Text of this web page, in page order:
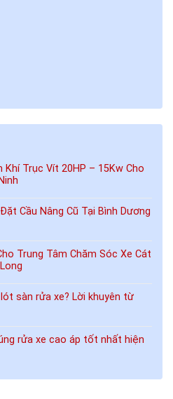
Khí Trục Vít 20HP – 15Kw Cho
Cầu Nâng Cũ Tại Bình Dương
Trung Tâm Chăm Sóc Xe Cát
sàn rửa xe? Lời khuyên từ
rửa xe cao áp tốt nhất hiện